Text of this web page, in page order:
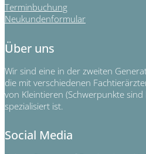
Terminbuchung
Neukundenformular
Über uns
Wir sind eine in der zweiten
die mit verschiedenen
von Kleintieren (Schwerpunkte
spezialisiert ist.
Social Media